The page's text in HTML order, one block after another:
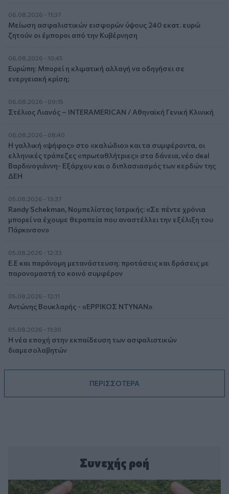
06.08.2026 - 11:37
Μείωση ασφαλιστικών εισφορών ύψους 240 εκατ. ευρώ
ζητούν οι έμποροι από την Κυβέρνηση
06.08.2026 - 10:45
Ευρώπη: Μπορεί η κλιματική αλλαγή να οδηγήσει σε
ενεργειακή κρίση;
06.08.2026 - 09:15
Στέλιος Λιανός – INTERAMERICAN / Αθηναϊκή Γενική Κλινική
06.08.2026 - 08:40
Η γαλλική «ψήφος» στο «καλώδιο» και τα συμφέροντα, οι
ελληνικές τράπεζες «πρωταθλήτριες» στα δάνεια, νέο deal
Βαρδινογιάννη- Εξάρχου και ο διπλασιασμός των κερδών της
ΔΕΗ
05.08.2026 - 13:37
Randy Schekman, Νομπελίστας Ιατρικής: «Σε πέντε χρόνια
μπορεί να έχουμε θεραπεία που αναστέλλει την εξέλιξη του
Πάρκινσον»
05.08.2026 - 12:33
Ε.Ε και παράνομη μετανάστευση: προτάσεις και δράσεις με
παρονομαστή το κοινό συμφέρον
05.08.2026 - 12:11
Αντώνης Βουκλαρής - «ΕΡΡΙΚΟΣ ΝΤΥΝΑΝ»
05.08.2026 - 11:30
Η νέα εποχή στην εκπαίδευση των ασφαλιστικών
διαμεσολαβητών
ΠΕΡΙΣΣΟΤΕΡΑ
Συνεχής ροή